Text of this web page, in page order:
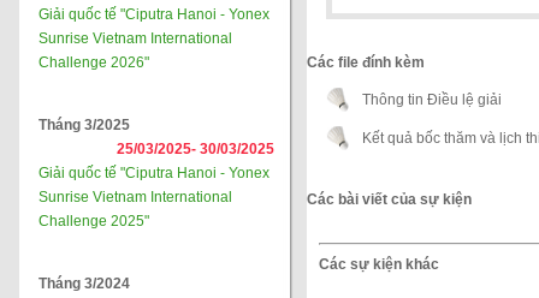
Giải quốc tế "Ciputra Hanoi - Yonex
Sunrise Vietnam International
Challenge 2026"
Tháng 3/2025
25/03/2025- 30/03/2025
Giải quốc tế "Ciputra Hanoi - Yonex
Sunrise Vietnam International
Challenge 2025"
Tháng 3/2024
Các file đính kèm
Thông tin Điều lệ giải
Kết quả bốc thăm và lịch
Các bài viết của sự kiện
Các sự kiện khác